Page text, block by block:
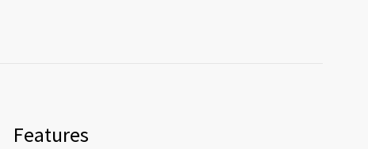
Features